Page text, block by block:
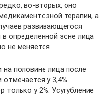
во-вторых, оно
терапии, а
развивающегося
определенной зоне лица
не меняется
половине лица после
у 3,4%
только у 2%. Усугубление